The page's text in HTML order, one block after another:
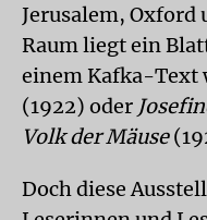
Jerusalem, Oxford
Raum liegt ein
einem Kafka-Text
(1922) oder
Volk der Mäuse
Doch diese